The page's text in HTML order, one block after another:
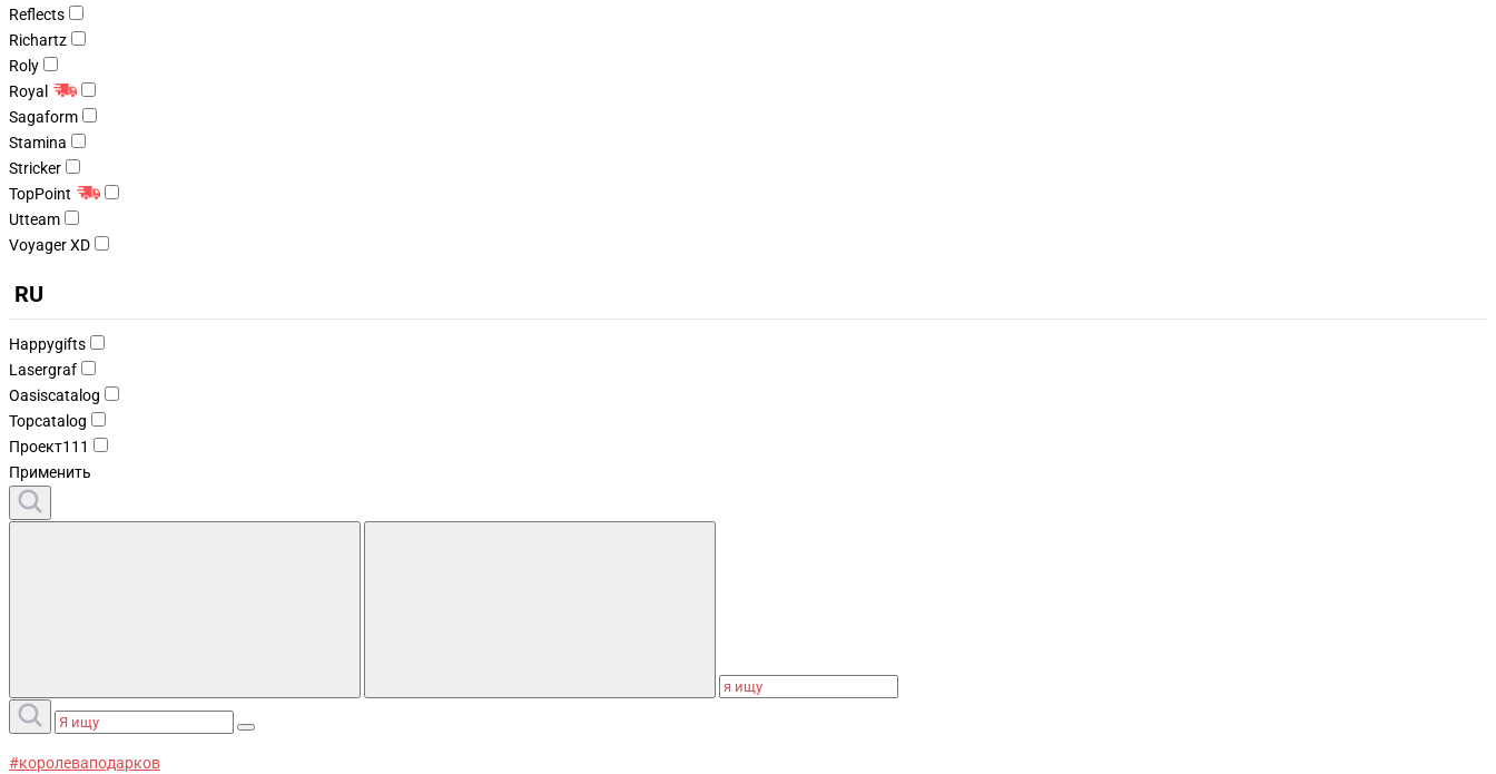
Reflects
Richartz
Roly
Royal
Sagaform
Stamina
Stricker
TopPoint
Utteam
Voyager XD
RU
Happygifts
Lasergraf
Oasiscatalog
Topcatalog
Проект111
Применить
#королеваподарков